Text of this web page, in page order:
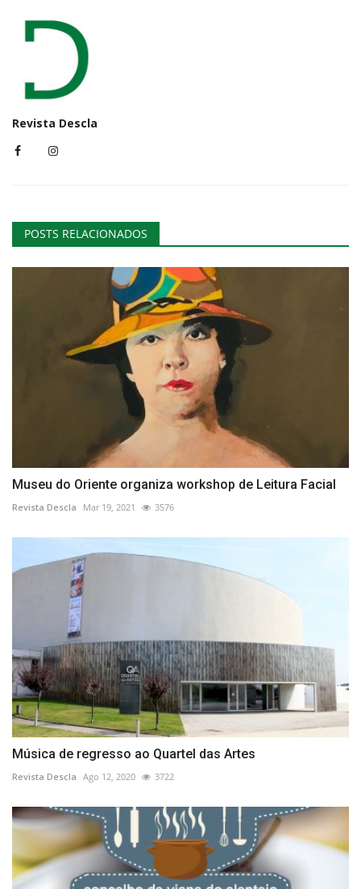
Revista Descla
POSTS RELACIONADOS
Museu do Oriente organiza workshop de Leitura Facial
Revista Descla Mar 19, 2021 3576
Música de regresso ao Quartel das Artes
Revista Descla Ago 12, 2020 3722